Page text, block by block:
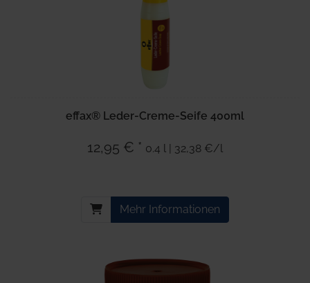
effax® Leder-Creme-Seife 400ml
12,95 € * 0.4 l | 32,38 €/l
Mehr Informationen